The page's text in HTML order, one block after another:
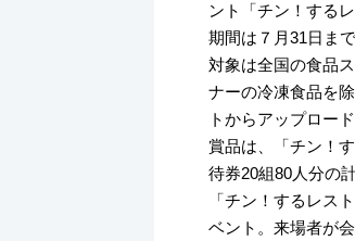
ント「チン！する
期間は７月31日まで
対象は全国の食品
ナーの冷凍食品を
トからアップロー
賞品は、「チン！
待券20組80人分の
「チン！するレス
ベント。来場者が